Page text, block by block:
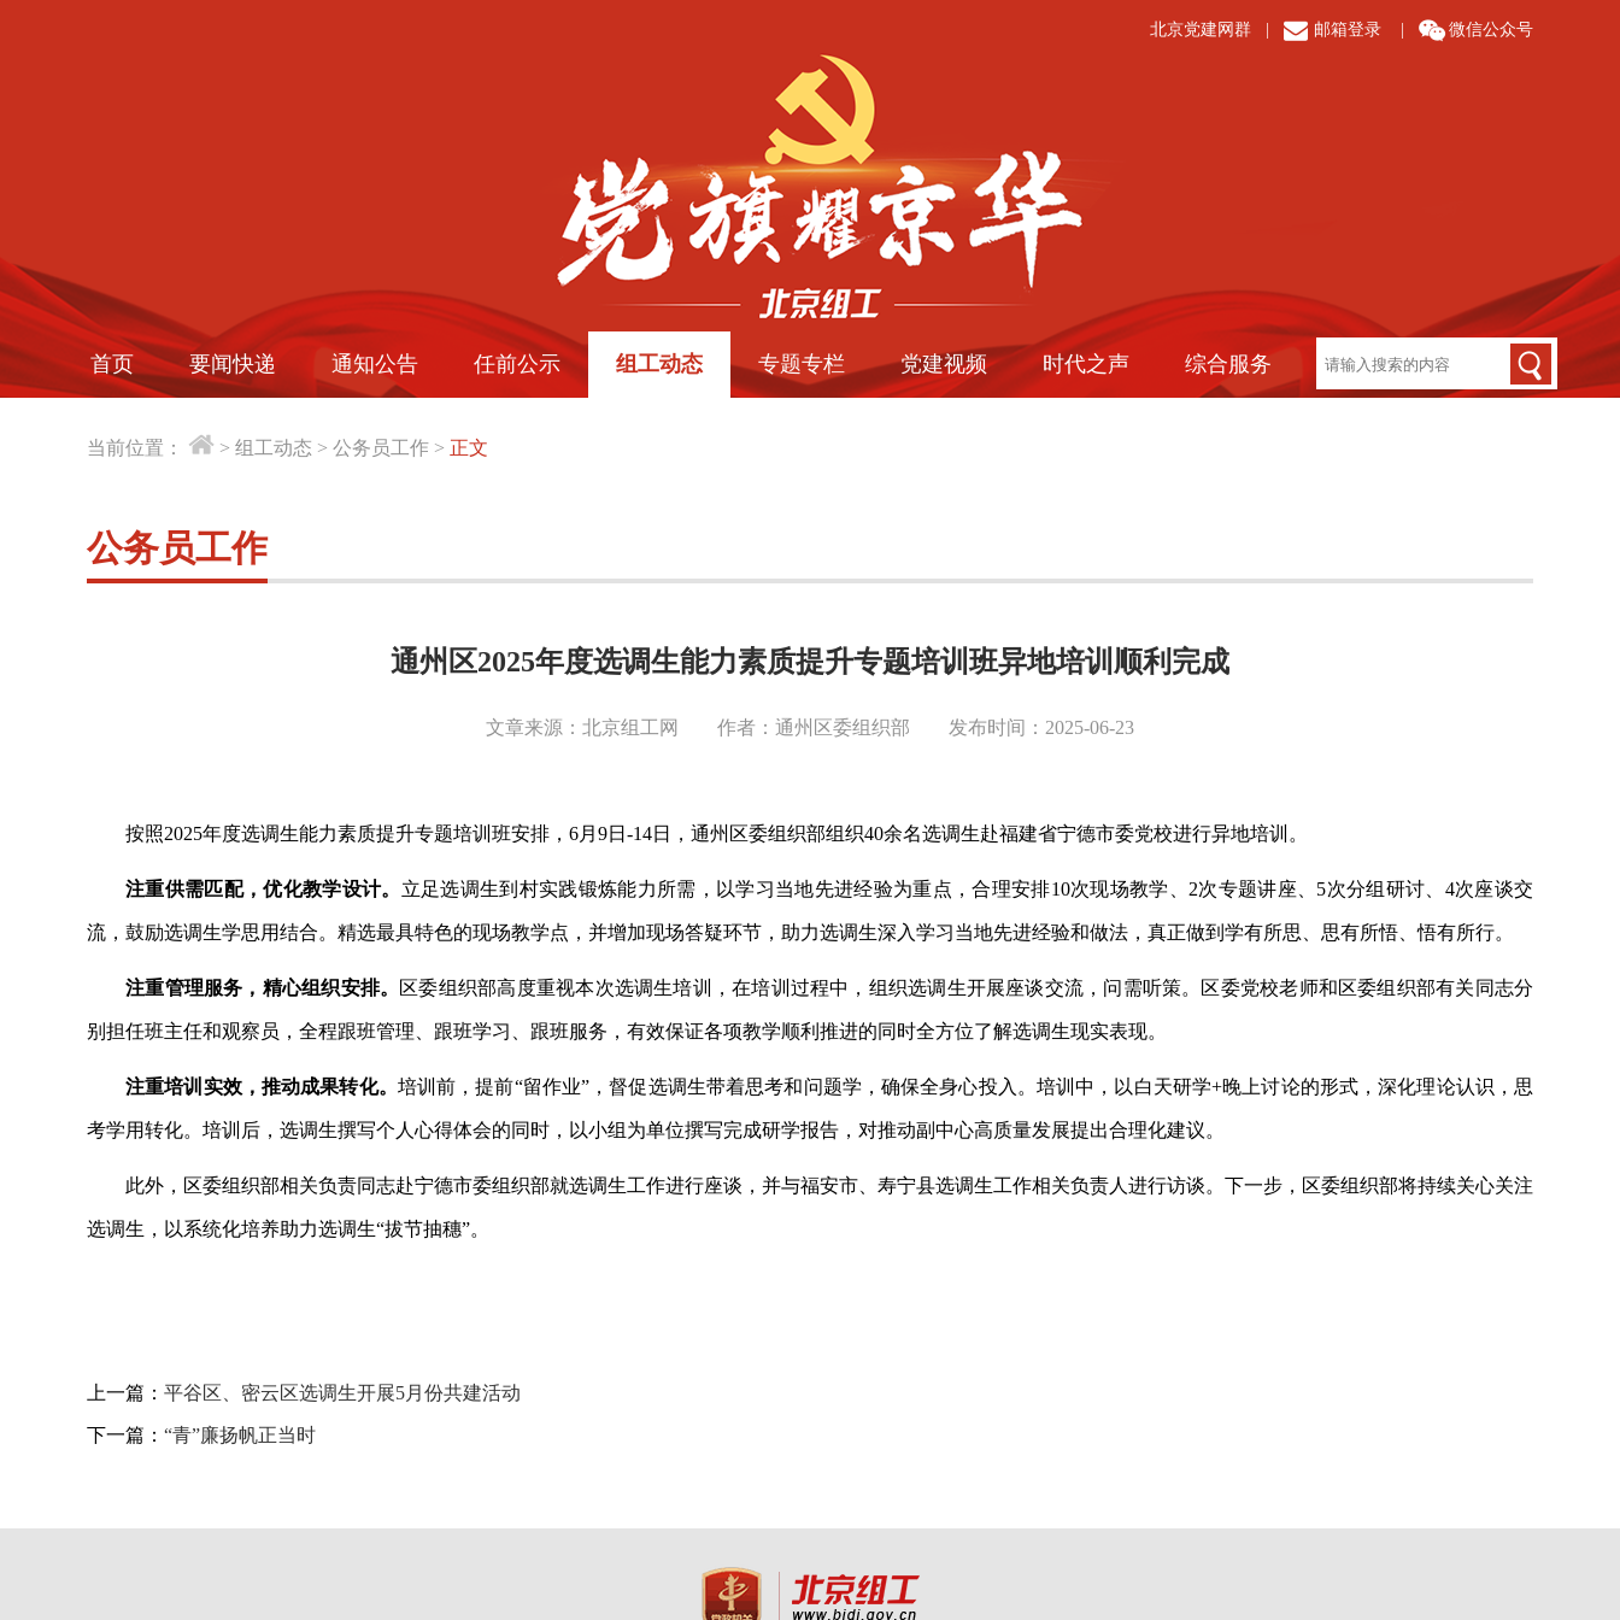
北京党建网群 邮箱登录 微信公众号
首页 要闻快递 通知公告 任前公示 组工动态 专题专栏 党建视频 时代之声 综合服务
当前位置： > 组工动态 > 公务员工作 > 正文
公务员工作
通州区2025年度选调生能力素质提升专题培训班异地培训顺利完成
文章来源：北京组工网 作者：通州区委组织部 发布时间：2025-06-23
按照2025年度选调生能力素质提升专题培训班安排，6月9日-14日，通州区委组织部组织40余名选调生赴福建省宁德市委党校进行异地培训。
注重供需匹配，优化教学设计。 立足选调生到村实践锻炼能力所需，以学习当地先进经验为重点，合理安排10次现场教学、2次专题讲座、5次分组研讨、4次座谈交
流，鼓励选调生学思用结合。精选最具特色的现场教学点，并增加现场答疑环节，助力选调生深入学习当地先进经验和做法，真正做到学有所思、思有所悟、悟有所行。
注重管理服务，精心组织安排。 区委组织部高度重视本次选调生培训，在培训过程中，组织选调生开展座谈交流，问需听策。区委党校老师和区委组织部有关同志分
别担任班主任和观察员，全程跟班管理、跟班学习、跟班服务，有效保证各项教学顺利推进的同时全方位了解选调生现实表现。
注重培训实效，推动成果转化。 培训前，提前“留作业”，督促选调生带着思考和问题学，确保全身心投入。培训中，以白天研学+晚上讨论的形式，深化理论认识，思
考学用转化。培训后，选调生撰写个人心得体会的同时，以小组为单位撰写完成研学报告，对推动副中心高质量发展提出合理化建议。
此外，区委组织部相关负责同志赴宁德市委组织部就选调生工作进行座谈，并与福安市、寿宁县选调生工作相关负责人进行访谈。下一步，区委组织部将持续关心关注
选调生，以系统化培养助力选调生“拔节抽穗”。
上一篇： 平谷区、密云区选调生开展5月份共建活动
下一篇： “青”廉扬帆正当时